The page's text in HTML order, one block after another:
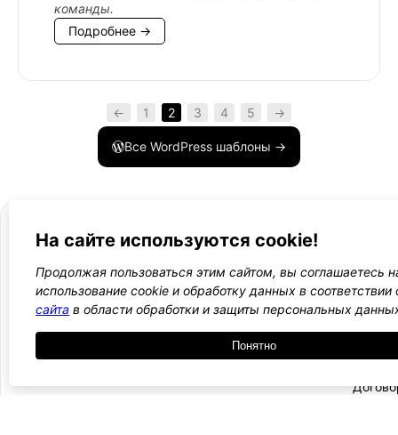
команды.
Подробнее →
← 1 2 3 4 5 →
Все WordPress шаблоны →
WordPress лаборатория
-
и
На сайте используются cookie!
Продолжая пользоваться этим сайтом, вы соглашаетесь
использование cookie и обработку данных в соответствии
сайта в области обработки и защиты персональных
Понятно